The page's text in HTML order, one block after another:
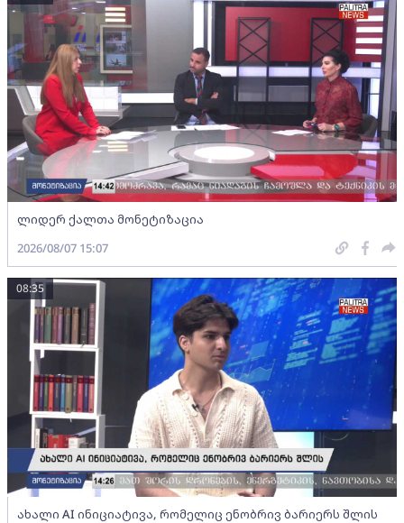
ლიდერ ქალთა მონეტიზაცია
2026/08/07 15:07
ახალი AI ინიციატივა, რომელიც ენობრივ ბარიერს შლის
08:35